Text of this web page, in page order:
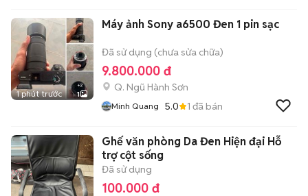
1 phút trước 1
Máy ảnh Sony a6500 Đen 1 pin sạc
Đã sử dụng (chưa sửa chữa)
9.800.000 đ
Q. Ngũ Hành Sơn
Minh Quang 5.0 1 đã bán
Ghế văn phòng Da Đen Hiện đại Hỗ
trợ cột sống
Đã sử dụng
100.000 đ